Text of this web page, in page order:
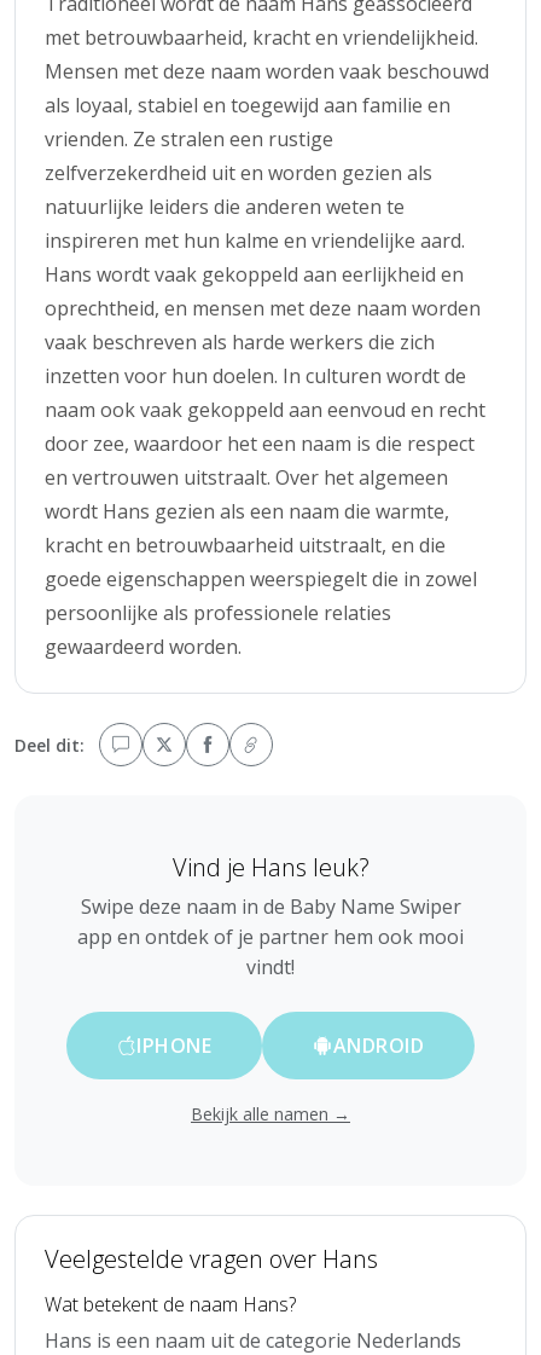
met betrouwbaarheid, kracht en vriendelijkheid.
Mensen met deze naam worden vaak beschouwd
als loyaal, stabiel en toegewijd aan familie en
vrienden. Ze stralen een rustige
zelfverzekerdheid uit en worden gezien als
natuurlijke leiders die anderen weten te
inspireren met hun kalme en vriendelijke aard.
Hans wordt vaak gekoppeld aan eerlijkheid en
oprechtheid, en mensen met deze naam worden
vaak beschreven als harde werkers die zich
inzetten voor hun doelen. In culturen wordt de
naam ook vaak gekoppeld aan eenvoud en recht
door zee, waardoor het een naam is die respect
en vertrouwen uitstraalt. Over het algemeen
wordt Hans gezien als een naam die warmte,
kracht en betrouwbaarheid uitstraalt, en die
goede eigenschappen weerspiegelt die in zowel
persoonlijke als professionele relaties
gewaardeerd worden.
Deel dit:
Vind je Hans leuk?
Swipe deze naam in de Baby Name Swiper
app en ontdek of je partner hem ook mooi
vindt!
IPHONE ANDROID
Bekijk alle namen →
Veelgestelde vragen over Hans
Wat betekent de naam Hans?
Hans is een naam uit de categorie Nederlands